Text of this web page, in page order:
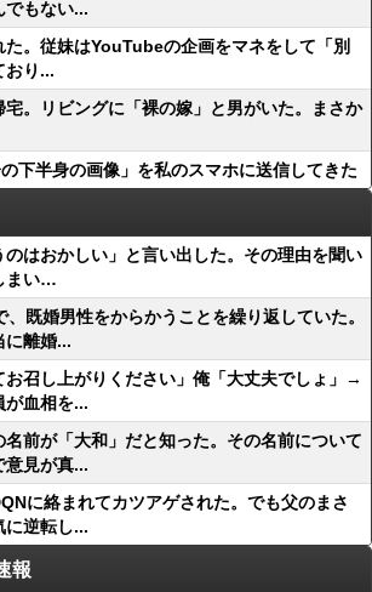
でもない...
。従妹はYouTubeの企画をマネをして「別
おり...
。リビングに「裸の嫁」と男がいた。まさか
下半身の画像」を私のスマホに送信してきた
はおかしい」と言い出した。その理由を聞い
まい…
既婚男性をからかうことを繰り返していた。
に離婚...
お召し上がりください」俺「大丈夫でしょ」→
が血相を...
前が「大和」だと知った。その名前について
意見が真...
に絡まれてカツアゲされた。でも父のまさ
に逆転し...
報